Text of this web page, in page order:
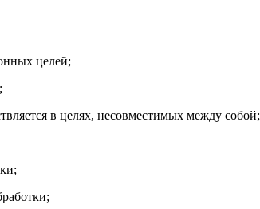
целей;
в целях, несовместимых между собой;